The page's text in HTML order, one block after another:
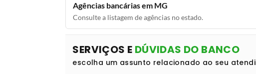
Agências bancárias em MG
Consulte a listagem de agências no estado.
SERVIÇOS E DÚVIDAS DO BANCO
escolha um assunto relacionado ao seu